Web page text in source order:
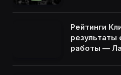
Рейтинги
результаты
работы —